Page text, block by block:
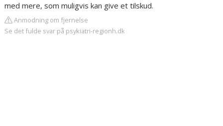
med mere, som muligvis kan give et tilskud.
Anmodning om fjernelse
Se det fulde svar på psykiatri-regionh.dk